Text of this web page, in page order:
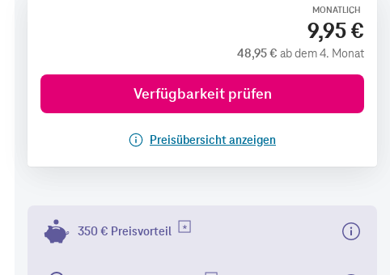
MONATLICH
9,95 €
48,95 € ab dem 4. Monat
Verfügbarkeit prüfen
Preisübersicht anzeigen
350 € Preisvorteil